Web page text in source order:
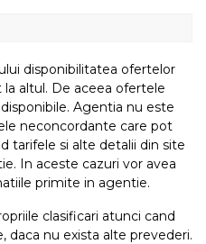
disponibilitatea ofertelor
altul. De aceea ofertele
Agentia nu este
neconcordante care pot
tarifele si alte detalii din site
In aceste cazuri vor avea
primite in agentie.
clasificari atunci cand
daca nu exista alte prevederi.